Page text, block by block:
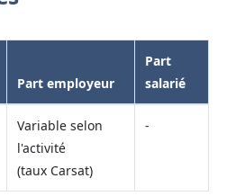
Part employeur
Part
salarié
Variable selon
l'activité
(taux Carsat)
-